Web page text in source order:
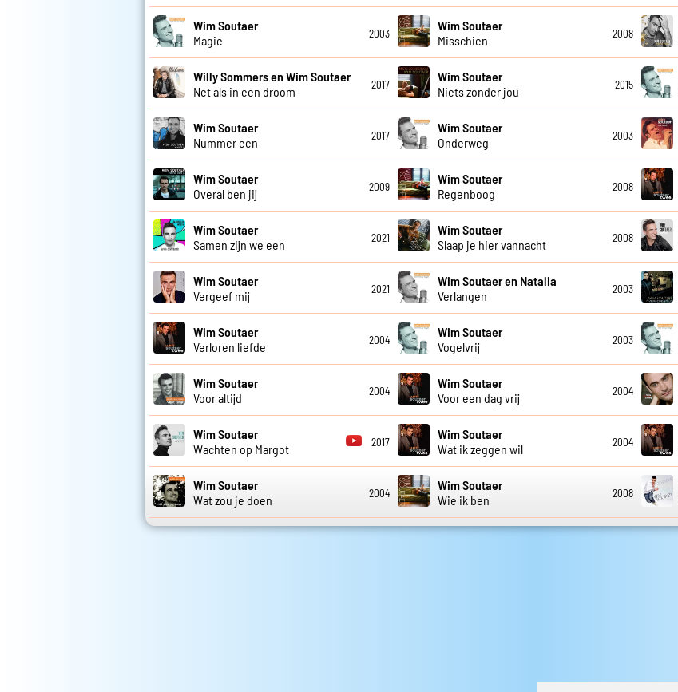
Wim Soutaer
Magie
2003
Wim Soutaer
Misschien
2008
Willy Sommers en Wim Soutaer
Net als in een droom
2017
Wim Soutaer
Niets zonder jou
2015
Wim Soutaer
Nummer een
2017
Wim Soutaer
Onderweg
2003
Wim Soutaer
Overal ben jij
2009
Wim Soutaer
Regenboog
2008
Wim Soutaer
Samen zijn we een
2021
Wim Soutaer
Slaap je hier vannacht
2008
Wim Soutaer
Vergeef mij
2021
Wim Soutaer en Natalia
Verlangen
2003
Wim Soutaer
Verloren liefde
2004
Wim Soutaer
Vogelvrij
2003
Wim Soutaer
Voor altijd
2004
Wim Soutaer
Voor een dag vrij
2004
Wim Soutaer
Wachten op Margot
2017
Wim Soutaer
Wat ik zeggen wil
2004
Wim Soutaer
Wat zou je doen
2004
Wim Soutaer
Wie ik ben
2008